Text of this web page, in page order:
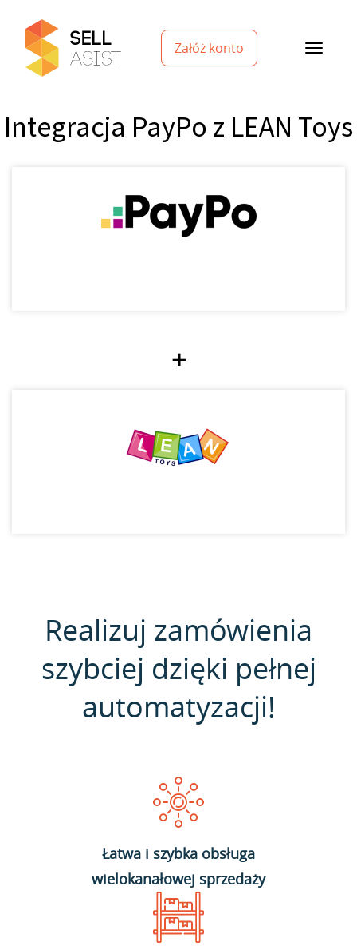
Załóż konto
Integracja PayPo z LEAN Toys
+
Realizuj zamówienia
szybciej dzięki pełnej
automatyzacji!
Łatwa i szybka obsługa
wielokanałowej sprzedaży